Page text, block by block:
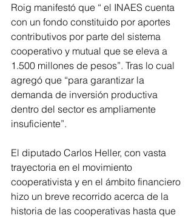
Roig manifestó que “ el INAES cuenta
con un fondo constituido por aportes
contributivos por parte del sistema
cooperativo y mutual que se eleva a
1.500 millones de pesos”. Tras lo cual
agregó que “para garantizar la
demanda de inversión productiva
dentro del sector es ampliamente
insuficiente”.
El diputado Carlos Heller, con vasta
trayectoria en el movimiento
cooperativista y en el ámbito financiero
hizo un breve recorrido acerca de la
historia de las cooperativas hasta que